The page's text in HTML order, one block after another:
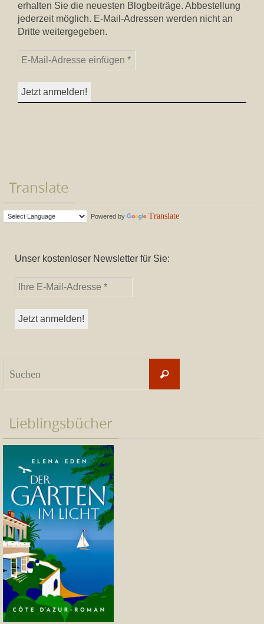
erhalten Sie die neuesten Blogbeiträge. Abbestellung
jederzeit möglich. E-Mail-Adressen werden nicht an
Dritte weitergegeben.
Translate
Powered by Translate
Unser kostenloser Newsletter für Sie:
Suchen
Lieblingsbücher